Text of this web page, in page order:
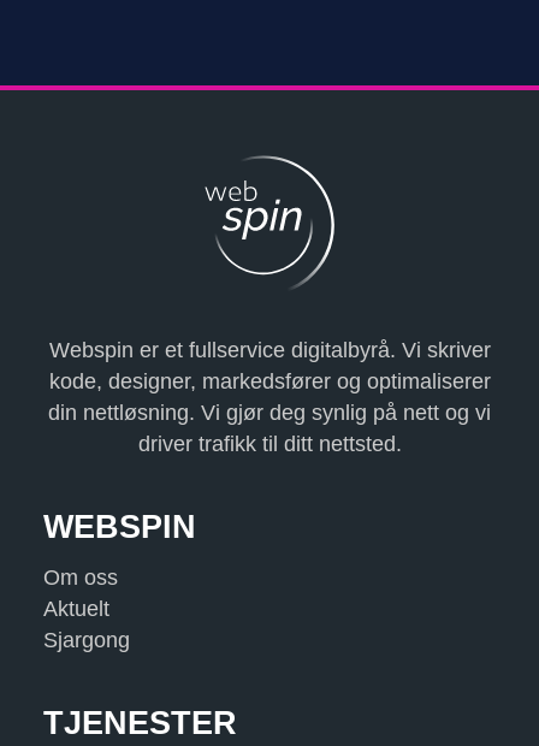
Webspin er et fullservice digitalbyrå. Vi skriver
kode, designer, markedsfører og optimaliserer
din nettløsning. Vi gjør deg synlig på nett og vi
driver trafikk til ditt nettsted.
WEBSPIN
Om oss
Aktuelt
Sjargong
TJENESTER